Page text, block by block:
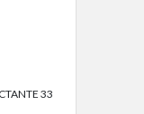
33